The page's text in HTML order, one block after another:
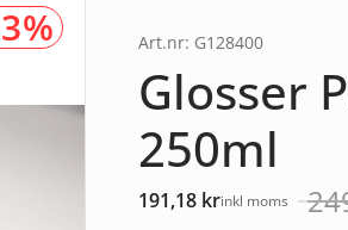
Art.nr: G128400
Glosser
250ml
Det
191,18 kr
Det
inkl moms